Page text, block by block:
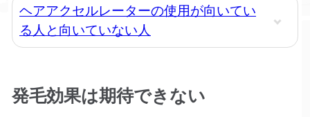
ヘアアクセルレーターの使用が向いてい
る人と向いていない人
発毛効果は期待できない